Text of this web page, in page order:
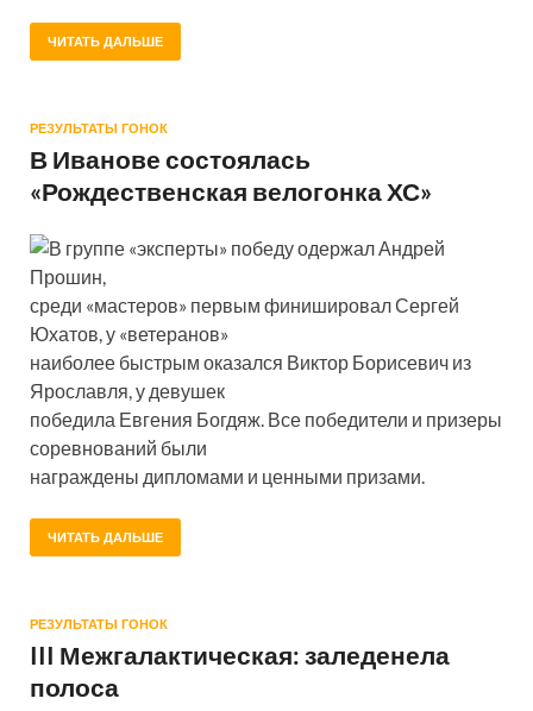
ЧИТАТЬ ДАЛЬШЕ
РЕЗУЛЬТАТЫ ГОНОК
В Иванове состоялась
«Рождественская велогонка ХС»
В группе «эксперты» победу одержал Андрей
Прошин,
среди «мастеров» первым финишировал Сергей
Юхатов, у «ветеранов»
наиболее быстрым оказался Виктор Борисевич из
Ярославля, у девушек
победила Евгения Богдяж. Все победители и призеры
соревнований были
награждены дипломами и ценными призами.
ЧИТАТЬ ДАЛЬШЕ
РЕЗУЛЬТАТЫ ГОНОК
III Межгалактическая: заледенела
полоса